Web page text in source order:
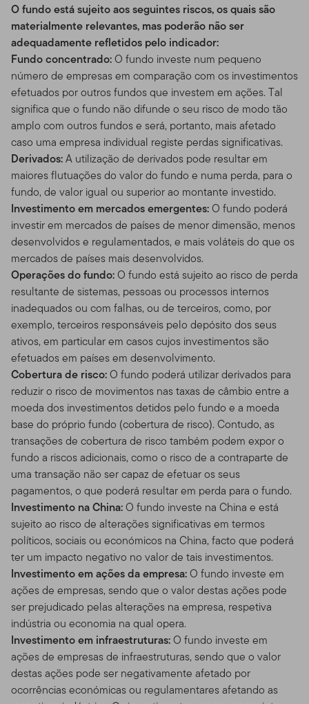
O fundo está sujeito aos seguintes riscos, os quais são
materialmente relevantes, mas poderão não ser
adequadamente refletidos pelo indicador:
Fundo concentrado:O fundo investe num pequeno
número de empresas em comparação com os investimentos
efetuados por outros fundos que investem em ações. Tal
significa que o fundo não difunde o seu risco de modo tão
amplo com outros fundos e será, portanto, mais afetado
caso uma empresa individual registe perdas significativas.
Derivados:A utilização de derivados pode resultar em
maiores flutuações do valor do fundo e numa perda, para o
fundo, de valor igual ou superior ao montante investido.
Investimento em mercados emergentes:O fundo poderá
investir em mercados de países de menor dimensão, menos
desenvolvidos e regulamentados, e mais voláteis do que os
mercados de países mais desenvolvidos.
Operações do fundo:O fundo está sujeito ao risco de perda
resultante de sistemas, pessoas ou processos internos
inadequados ou com falhas, ou de terceiros, como, por
exemplo, terceiros responsáveis pelo depósito dos seus
ativos, em particular em casos cujos investimentos são
efetuados em países em desenvolvimento.
Cobertura de risco:O fundo poderá utilizar derivados para
reduzir o risco de movimentos nas taxas de câmbio entre a
moeda dos investimentos detidos pelo fundo e a moeda
base do próprio fundo (cobertura de risco). Contudo, as
transações de cobertura de risco também podem expor o
fundo a riscos adicionais, como o risco de a contraparte de
uma transação não ser capaz de efetuar os seus
pagamentos, o que poderá resultar em perda para o fundo.
Investimento na China:O fundo investe na China e está
sujeito ao risco de alterações significativas em termos
políticos, sociais ou económicos na China, facto que poderá
ter um impacto negativo no valor de tais investimentos.
Investimento em ações da empresa:O fundo investe em
ações de empresas, sendo que o valor destas ações pode
ser prejudicado pelas alterações na empresa, respetiva
indústria ou economia na qual opera.
Investimento em infraestruturas:O fundo investe em
ações de empresas de infraestruturas, sendo que o valor
destas ações pode ser negativamente afetado por
ocorrências económicas ou regulamentares afetando as